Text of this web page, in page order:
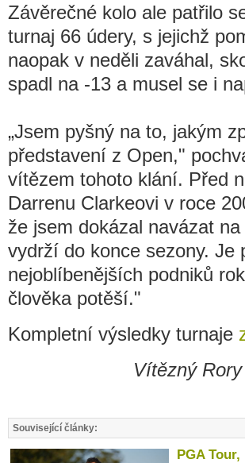
Závěrečné kolo ale patřilo
turnaj 66 údery, s jejichž
naopak v neděli zaváhal,
spadl na -13 a musel se i
„Jsem pyšný na to, jakým
představení z Open,"
vítězem tohoto klání. Před
Darrenu Clarkeovi v roce
že jsem dokázal navázat
vydrží do konce sezony. Je
nejoblíbenějších podniků
člověka potěší."
Kompletní výsledky turnaje
Vítězný
Související články:
PGA